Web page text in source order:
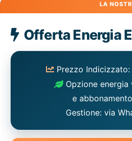
Energia
Elettrica
consigliata
Offerta Energia
Prezzo Indicizzato:
Opzione energia
e
Gestione: via